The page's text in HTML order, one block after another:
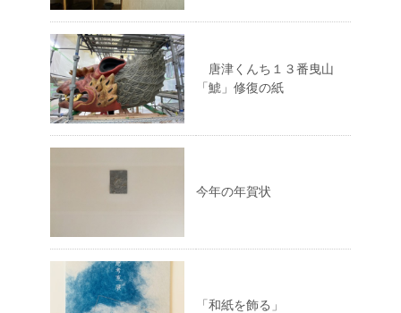
唐津くんち１３番曳山
「鯱」修復の紙
今年の年賀状
「和紙を飾る」